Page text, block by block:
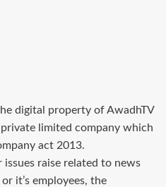
digital property of AwadhTV
limited company which
act 2013.
raise related to news
it’s employees, the